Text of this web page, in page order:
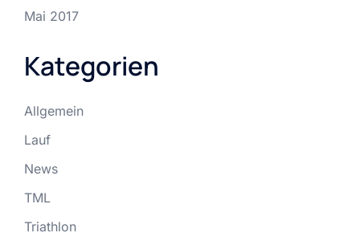
Mai 2017
Kategorien
Allgemein
Lauf
News
TML
Triathlon